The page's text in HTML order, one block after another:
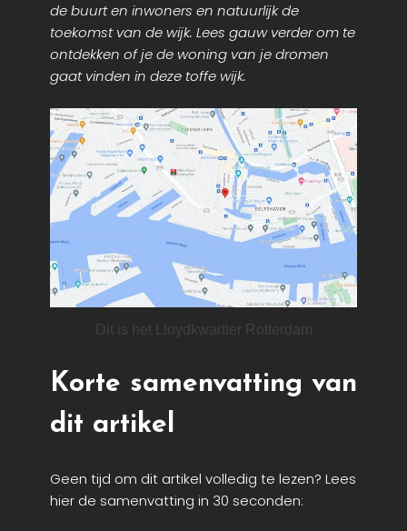
de buurt en inwoners en natuurlijk de
toekomst van de wijk. Lees gauw verder om te
ontdekken of je de woning van je dromen
gaat vinden in deze toffe wijk.
Dit is het Lloydkwartier Rotterdam
Korte samenvatting van
dit artikel
Geen tijd om dit artikel volledig te lezen? Lees
hier de samenvatting in 30 seconden: